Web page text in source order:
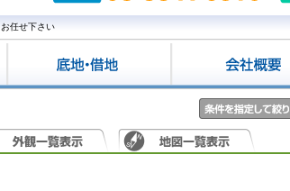
任せ下さい